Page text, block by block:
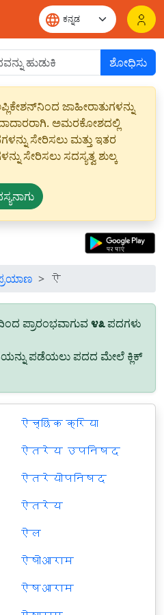
ಶೋಧಿಸು
ಜಾಹೀರಾತುಗಳನ್ನು
ಅಮರಕೋಶದಲ್ಲಿ
ಸೇರಿಸಲು ಮತ್ತು ಇತರ
ಸೇರಿಸಲು ಸದಸ್ಯತ್ವ ಶುಲ್ಕ
ऐ
ಪ್ರಾರಂಭವಾಗುವ೪೩ಪದಗಳು
ಪಡೆಯಲು ಪದದ ಮೇಲೆ ಕ್ಲಿಕ್
ऐच्छिक क्रिया
ऐतरेय उपनिषद
ऐतरेयोपनिषद
ऐतरेय
ऐल
ऐषोआराम
ऐषआराम